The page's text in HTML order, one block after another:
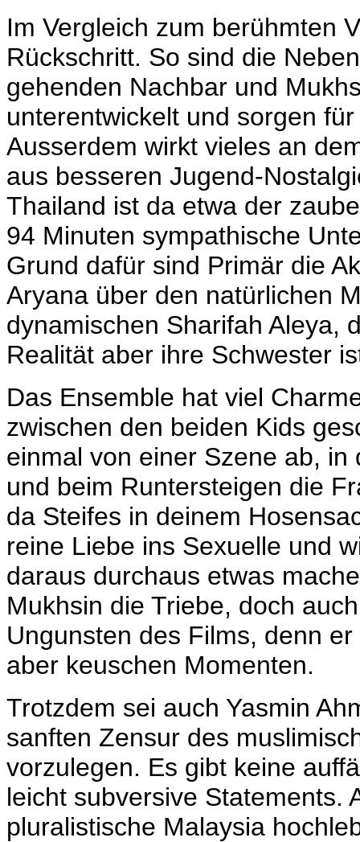
Im Vergleich zum berühmten
Rückschritt. So sind die
gehenden Nachbar und
unterentwickelt und sorgen
Ausserdem wirkt vieles an
aus besseren Jugend-
Thailand ist da etwa der
94 Minuten sympathische
Grund dafür sind Primär die
Aryana über den natürlichen
dynamischen Sharifah Aleya,
Realität aber ihre Schwester
Das Ensemble hat viel
zwischen den beiden Kids
einmal von einer Szene ab,
und beim Runtersteigen die
da Steifes in deinem
reine Liebe ins Sexuelle und
daraus durchaus etwas
Mukhsin die Triebe, doch
Ungunsten des Films, denn
aber keuschen Momenten.
Trotzdem sei auch Yasmin
sanften Zensur des
vorzulegen. Es gibt keine
leicht subversive Statements.
pluralistische Malaysia